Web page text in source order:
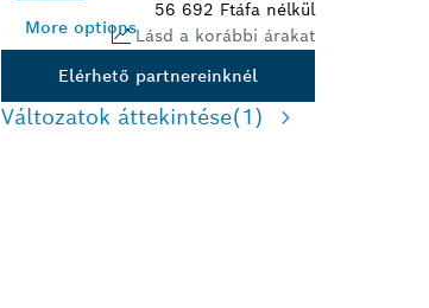
More options
56 692 Ftáfa nélkül
Lásd a korábbi árakat
Elérhető partnereinknél
Változatok áttekintése(1)